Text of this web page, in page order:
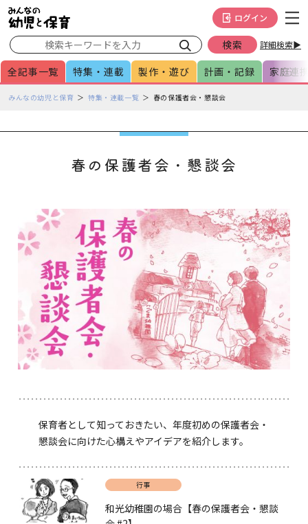
詳細検索▶
ログイン
全記事一覧 特集・連載 製作・遊び 計画・記録 家庭連
ペみんなの幼児と保育 特集・連載一覧 春の保護者会・懇談会
春の保護者会・懇談会
保育者として知っておきたい、年度初めの保護者会・
懇談会に向けた心構えやアイデアを紹介します。
行事
和光幼稚園の場合【春の保護者会・懇談